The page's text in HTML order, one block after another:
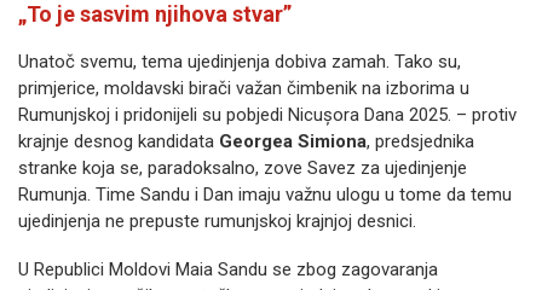
„To je sasvim njihova stvar”
Unatoč svemu, tema ujedinjenja dobiva zamah. Tako su,
primjerice, moldavski birači važan čimbenik na izborima u
Rumunjskoj i pridonijeli su pobjedi Nicușora Dana 2025. – protiv
krajnje desnog kandidata Georgea Simiona, predsjednika
stranke koja se, paradoksalno, zove Savez za ujedinjenje
Rumunja. Time Sandu i Dan imaju važnu ulogu u tome da temu
ujedinjenja ne prepuste rumunjskoj krajnjoj desnici.
U Republici Moldovi Maia Sandu se zbog zagovaranja